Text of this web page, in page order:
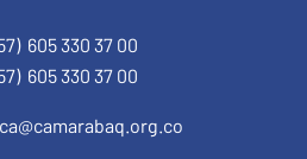
605 330 37 00
605 330 37 00